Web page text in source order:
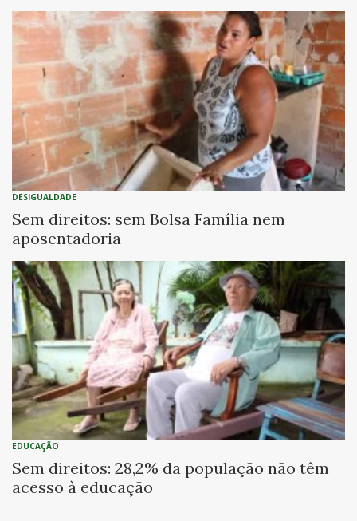
DESIGUALDADE
Sem direitos: sem Bolsa Família nem
aposentadoria
EDUCAÇÃO
Sem direitos: 28,2% da população não têm
acesso à educação